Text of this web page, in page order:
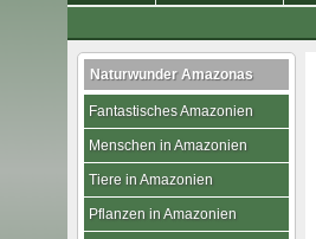
Naturwunder Amazonas
Fantastisches Amazonien
Menschen in Amazonien
Tiere in Amazonien
Pflanzen in Amazonien